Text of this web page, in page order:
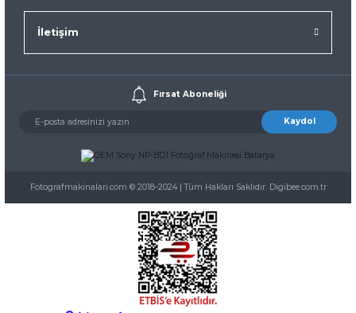
İletişim
Fırsat Aboneliği
Kaydol
Fotografmakinalari.com © 2018-2024 | Tüm Hakları Saklıdır. Digibee.com.tr